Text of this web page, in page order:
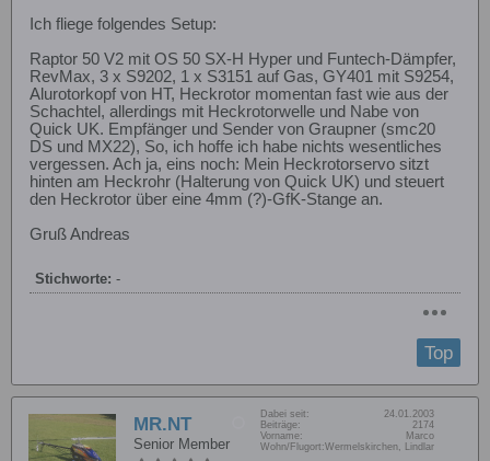
Ich fliege folgendes Setup:
Raptor 50 V2 mit OS 50 SX-H Hyper und Funtech-Dämpfer,
RevMax, 3 x S9202, 1 x S3151 auf Gas, GY401 mit S9254,
Alurotorkopf von HT, Heckrotor momentan fast wie aus der
Schachtel, allerdings mit Heckrotorwelle und Nabe von
Quick UK. Empfänger und Sender von Graupner (smc20
DS und MX22), So, ich hoffe ich habe nichts wesentliches
vergessen. Ach ja, eins noch: Mein Heckrotorservo sitzt
hinten am Heckrohr (Halterung von Quick UK) und steuert
den Heckrotor über eine 4mm (?)-GfK-Stange an.
Gruß Andreas
Stichworte: -
Top
MR.NT
Senior Member
Dabei seit:
24.01.2003
Beiträge:
2174
Vorname:
Marco
Wohn/Flugort:Wermelskirchen, Lindlar